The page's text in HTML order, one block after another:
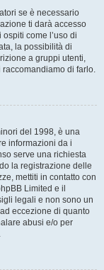
se è necessario
ti darà accesso
come l’uso di
la possibilità di
a gruppi utenti,
di farlo.
del 1998, è una
informazioni da i
serve una richiesta
la registrazione delle
mettiti in contatto con
Limited e il
legali e non sono un
eccezione di quanto
abusi e/o per